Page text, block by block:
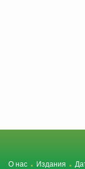
О нас Издания